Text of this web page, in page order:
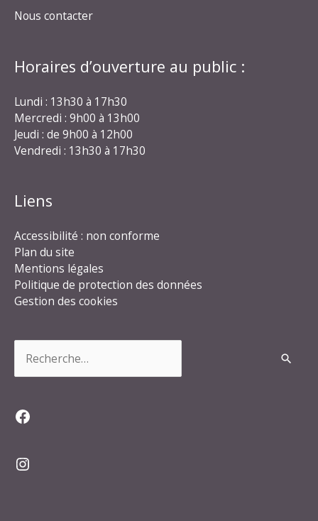
Nous contacter
Horaires d’ouverture au public :
Lundi : 13h30 à 17h30
Mercredi : 9h00 à 13h00
Jeudi : de 9h00 à 12h00
Vendredi : 13h30 à 17h30
Liens
Accessibilité : non conforme
Plan du site
Mentions légales
Politique de protection des données
Gestion des cookies
Facebook
Instagram